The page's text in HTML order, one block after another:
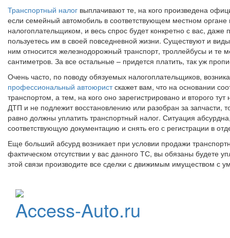
Транспортный налог выплачивают те, на кого произведена
если семейный автомобиль в соответствующем местном
налогоплательщиком, и весь спрос будет конкретно с вас,
пользуетесь им в своей повседневной жизни. Существуют и
ним относится железнодорожный транспорт, троллейбусы и
сантиметров. За все остальные – придется платить, так уж
Очень часто, по поводу обязуемых налогоплательщиков,
профессиональный автоюристскажет вам, что на основании
транспортом, а тем, на кого оно зарегистрировано и второго
ДТП и не подлежит восстановлению или разобран за запчасти,
равно должны уплатить транспортный налог. Ситуация
соответствующую документацию и снять его с регистрации в
Еще больший абсурд возникает при условии продажи
фактическом отсутствии у вас данного ТС, вы обязаны будете
этой связи производите все сделки с движимым имуществом с
Access-Auto.ru